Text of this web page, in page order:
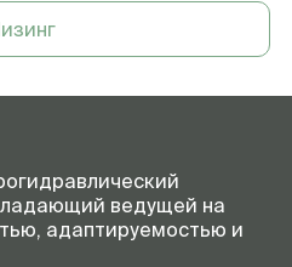
выше уровня ложа на 135 мм
300 мм
ведущей на
адаптируемостью и